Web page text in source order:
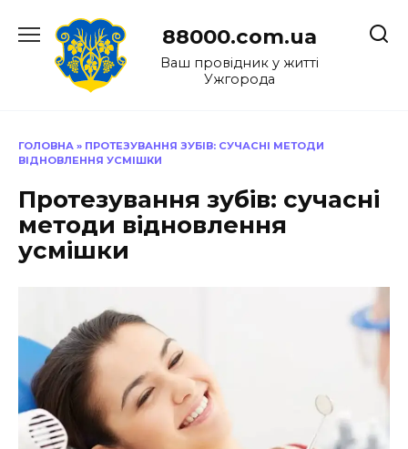
до
88000.com.ua
Ваш провідник у житті
Ужгорода
ГОЛОВНА » ПРОТЕЗУВАННЯ ЗУБІВ: СУЧАСНІ МЕТОДИ
ВІДНОВЛЕННЯ УСМІШКИ
Протезування зубів: сучасні
методи відновлення
усмішки